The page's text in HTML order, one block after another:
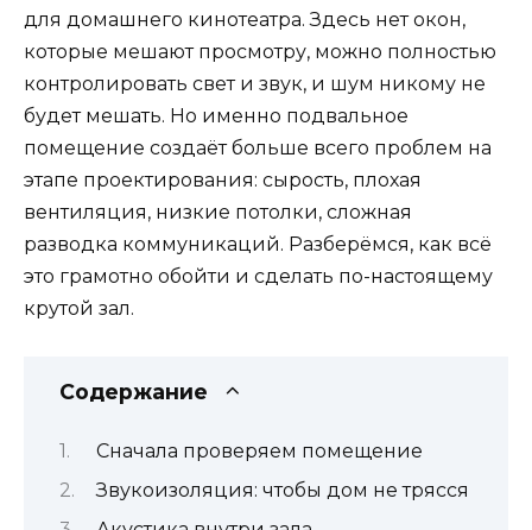
для домашнего кинотеатра. Здесь нет окон,
которые мешают просмотру, можно полностью
контролировать свет и звук, и шум никому не
будет мешать. Но именно подвальное
помещение создаёт больше всего проблем на
этапе проектирования: сырость, плохая
вентиляция, низкие потолки, сложная
разводка коммуникаций. Разберёмся, как всё
это грамотно обойти и сделать по-настоящему
крутой зал.
Содержание
Сначала проверяем помещение
Звукоизоляция: чтобы дом не трясся